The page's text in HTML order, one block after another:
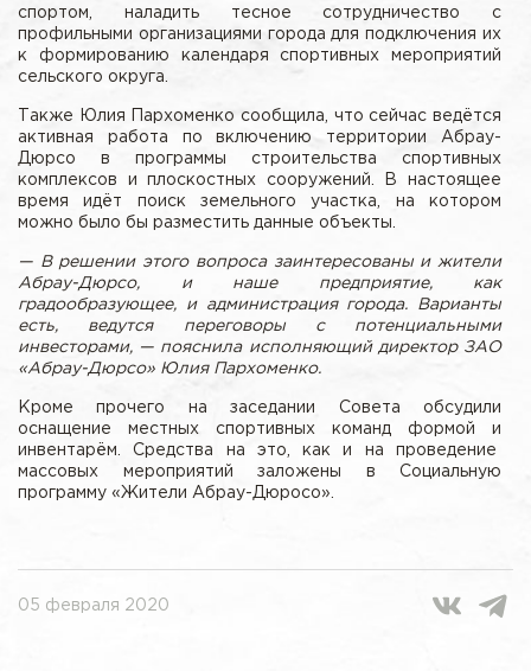
спортом, наладить тесное сотрудничество с
профильными организациями города для подключения их
к формированию календаря спортивных мероприятий
сельского округа.
Также Юлия Пархоменко сообщила, что сейчас ведётся
активная работа по включению территории Абрау-
Дюрсо в программы строительства спортивных
комплексов и плоскостных сооружений. В настоящее
время идёт поиск земельного участка, на котором
можно было бы разместить данные объекты.
— В решении этого вопроса заинтересованы и жители
Абрау-Дюрсо, и наше предприятие, как
градообразующее, и администрация города. Варианты
есть, ведутся переговоры с потенциальными
инвесторами, — пояснила исполняющий директор ЗАО
«Абрау-Дюрсо» Юлия Пархоменко.
Кроме прочего на заседании Совета обсудили
оснащение местных спортивных команд формой и
инвентарём. Средства на это, как и на проведение
массовых мероприятий заложены в Социальную
программу «Жители Абрау-Дюросо».
05 февраля 2020